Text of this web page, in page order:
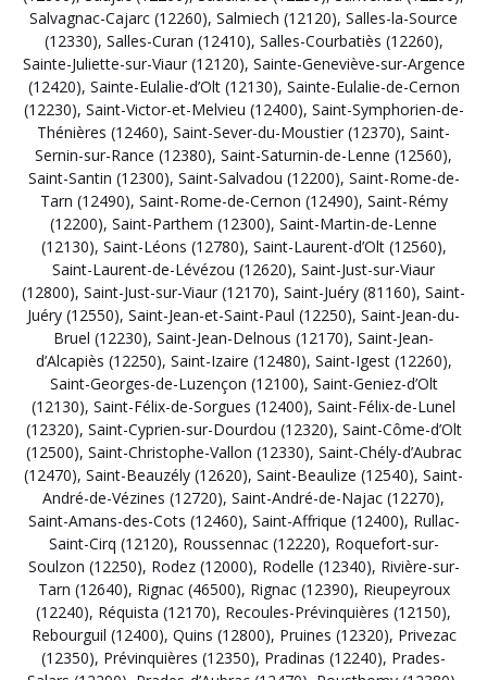
Salvagnac-Cajarc (12260), Salmiech (12120), Salles-la-Source
(12330), Salles-Curan (12410), Salles-Courbatiès (12260),
Sainte-Juliette-sur-Viaur (12120), Sainte-Geneviève-sur-Argence
(12420), Sainte-Eulalie-d’Olt (12130), Sainte-Eulalie-de-Cernon
(12230), Saint-Victor-et-Melvieu (12400), Saint-Symphorien-de-
Thénières (12460), Saint-Sever-du-Moustier (12370), Saint-
Sernin-sur-Rance (12380), Saint-Saturnin-de-Lenne (12560),
Saint-Santin (12300), Saint-Salvadou (12200), Saint-Rome-de-
Tarn (12490), Saint-Rome-de-Cernon (12490), Saint-Rémy
(12200), Saint-Parthem (12300), Saint-Martin-de-Lenne
(12130), Saint-Léons (12780), Saint-Laurent-d’Olt (12560),
Saint-Laurent-de-Lévézou (12620), Saint-Just-sur-Viaur
(12800), Saint-Just-sur-Viaur (12170), Saint-Juéry (81160), Saint-
Juéry (12550), Saint-Jean-et-Saint-Paul (12250), Saint-Jean-du-
Bruel (12230), Saint-Jean-Delnous (12170), Saint-Jean-
d’Alcapiès (12250), Saint-Izaire (12480), Saint-Igest (12260),
Saint-Georges-de-Luzençon (12100), Saint-Geniez-d’Olt
(12130), Saint-Félix-de-Sorgues (12400), Saint-Félix-de-Lunel
(12320), Saint-Cyprien-sur-Dourdou (12320), Saint-Côme-d’Olt
(12500), Saint-Christophe-Vallon (12330), Saint-Chély-d’Aubrac
(12470), Saint-Beauzély (12620), Saint-Beaulize (12540), Saint-
André-de-Vézines (12720), Saint-André-de-Najac (12270),
Saint-Amans-des-Cots (12460), Saint-Affrique (12400), Rullac-
Saint-Cirq (12120), Roussennac (12220), Roquefort-sur-
Soulzon (12250), Rodez (12000), Rodelle (12340), Rivière-sur-
Tarn (12640), Rignac (46500), Rignac (12390), Rieupeyroux
(12240), Réquista (12170), Recoules-Prévinquières (12150),
Rebourguil (12400), Quins (12800), Pruines (12320), Privezac
(12350), Prévinquières (12350), Pradinas (12240), Prades-